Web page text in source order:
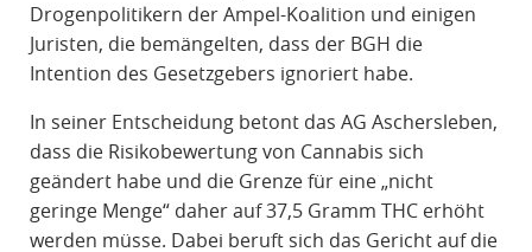
Drogenpolitikern der Ampel-Koalition und einigen
Juristen, die bemängelten, dass der BGH die
Intention des Gesetzgebers ignoriert habe.
In seiner Entscheidung betont das AG Aschersleben,
dass die Risikobewertung von Cannabis sich
geändert habe und die Grenze für eine „nicht
geringe Menge“ daher auf 37,5 Gramm THC erhöht
werden müsse. Dabei beruft sich das Gericht auf die